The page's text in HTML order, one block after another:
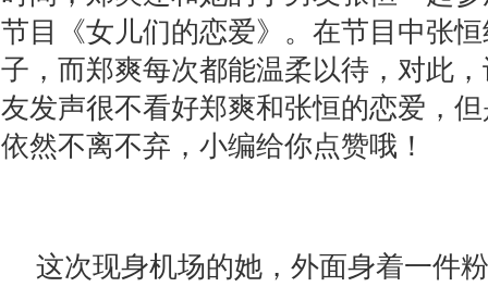
节目《女儿们的恋爱》。在节目中张
子，而郑爽每次都能温柔以待，对此
友发声很不看好郑爽和张恒的恋爱，
依然不离不弃，小编给你点赞哦！
这次现身机场的她，外面身着一件